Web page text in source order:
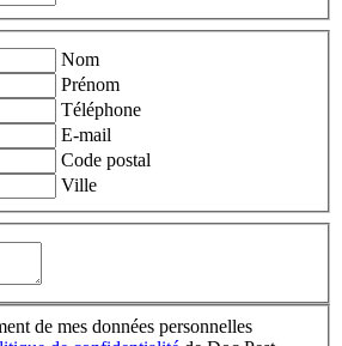
Nom
Prénom
Téléphone
E-mail
Code postal
Ville
de mes données personnelles